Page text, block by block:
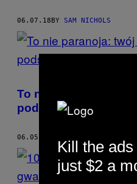
06.07.18BY SAM NICHOLS
To nie paranoja: twój
podsłuchuje
06.05.18
Kill the
just $2 a